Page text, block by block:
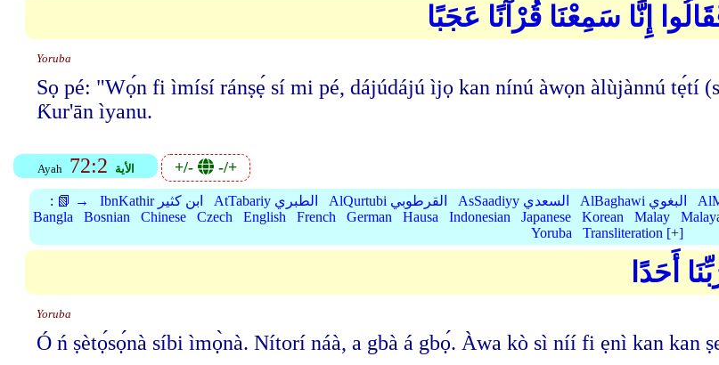
إِنَّا سَمِعْنَا قُرْآنًا عَجَبًا
Yoruba
Sọ pé: "Wọ́n fi ìmísí ránṣẹ́ sí mi pé, dájúdájú ìjọ kan nínú àwọn àlùjànnú tẹ́tí
Ƙur'ān ìyanu.
Ayah 72:2 الأية +/- -/+
: 📗 → IbnKathir ابن كثير AtTabariy الطبري AlQurtubi القرطوبي AsSaadiyy السعدي AlBaghawi البغوي
Bangla
Bosnian Chinese Czech English French German Hausa Indonesian Japanese Korean Malay
Yoruba
Transliteration [+]
أَحَدًا
Yoruba
Ó ń ṣètọ́sọ́nà síbi ìmọ̀nà. Nítorí náà, a gbà á gbọ́. Àwa kò sì níí fi ẹnì kan kan